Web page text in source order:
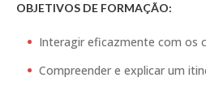
OBJETIVOS DE FORMAÇÃO:
Interagir eficazmente com os
Compreender e explicar um